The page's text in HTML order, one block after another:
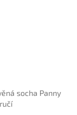
socha Panny